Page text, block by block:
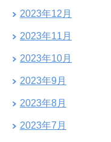
2023年12月
2023年11月
2023年10月
2023年9月
2023年8月
2023年7月